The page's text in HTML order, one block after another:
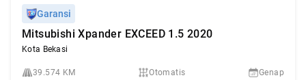
Garansi
Mitsubishi Xpander EXCEED 1.5 2020
Kota Bekasi
39.574 KM Otomatis Genap